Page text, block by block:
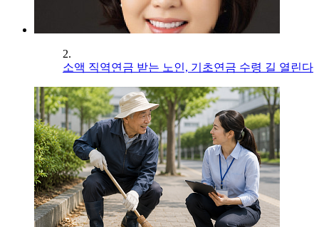
2.
소액 직역연금 받는 노인, 기초연금 수령 길 열린다